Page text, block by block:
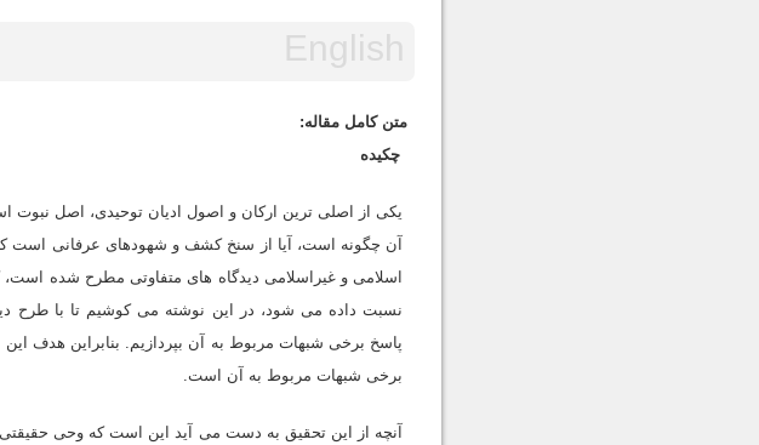
متن کامل مقاله:
چکیده
یکی از اصلی ترین ارکان و اصول ادیان توحیدی، اصل
آن چگونه است، آیا از سنخ کشف و شهودهای عرفانی است
اسلامی و غیراسلامی دیدگاه های متفاوتی مطرح شده
نسبت داده می شود، در این نوشته می کوشیم تا با طرح
پاسخ برخی شبهات مربوط به آن بپردازیم. بنابراین هدف
برخی شبهات مربوط به آن است.
آنچه از این تحقیق به دست می آید این است که وحی